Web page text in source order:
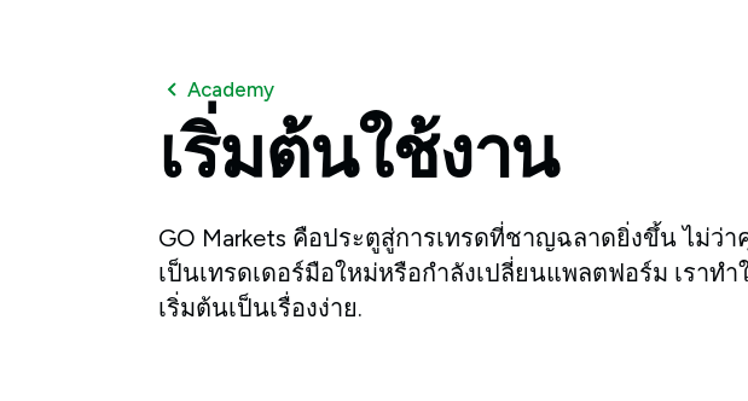
Academy
เริ่มต้นใช้งาน
GO Markets คือประตูสู่การเทรดที่ชาญฉลาดยิ่งขึ้น ไม่ว่
เป็นเทรดเดอร์มือใหม่หรือกำลังเปลี่ยนแพลตฟอร์ม เราทำ
เริ่มต้นเป็นเรื่องง่าย.